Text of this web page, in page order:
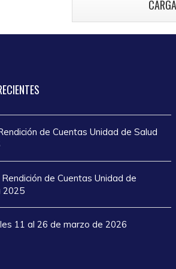
2025
de Cuentas Unidad de Salud
de Cuentas Unidad de
2025
11 al 26 de marzo de 2026